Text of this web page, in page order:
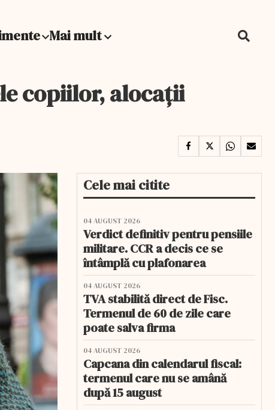
Mai mult
copiilor, alocații
Cele mai citite
04 AUGUST 2026
Verdict definitiv pentru pensiile
militare. CCR a decis ce se
întâmplă cu plafonarea
04 AUGUST 2026
TVA stabilită direct de Fisc.
Termenul de 60 de zile care
poate salva firma
04 AUGUST 2026
Capcana din calendarul fiscal:
termenul care nu se amână
după 15 august